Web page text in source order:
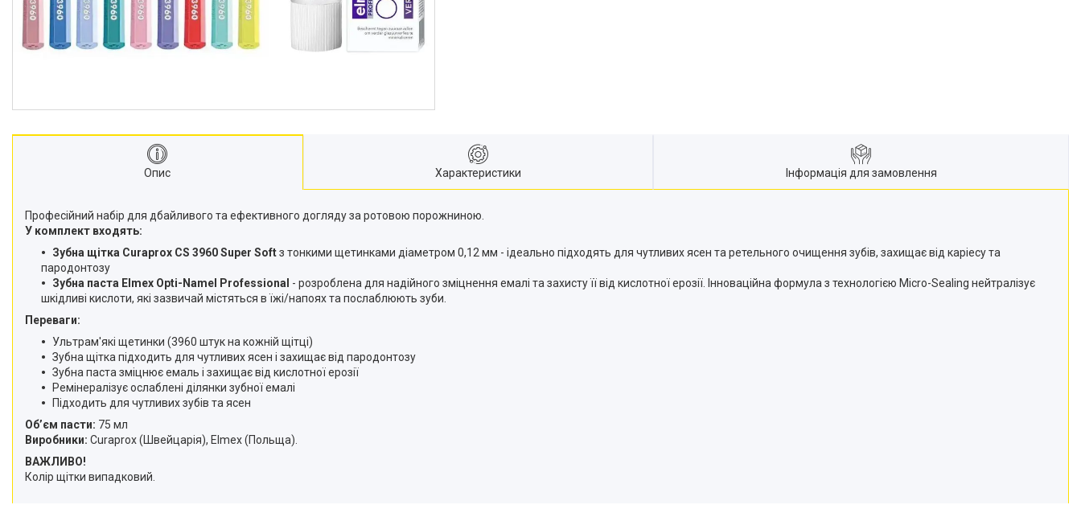
Снеки
Парфумерія
Про нас
Опис Характеристики Інформація для замовлення
Професійний набір для дбайливого та ефективного догляду за ротовою порожниною.
У комплект входять:
Зубна щітка Curaprox CS 3960 Super Softз тонкими щетинками діаметром 0,12 мм - ідеально підходять для чутливих ясен та ретельного очищення зубів, захищає від каріесу та
пародонтозу
Зубна паста Elmex Opti-Namel Professional - розроблена для надійного зміцнення емалі та захисту її від кислотної ерозії. Інноваційна формула з технологією Micro-Sealing нейтралізує
шкідливі кислоти, які зазвичай містяться в їжі/напоях та послаблюють зуби.
Переваги:
Ультрам'які щетинки (3960 штук на кожній щітці)
Зубна щітка підходить для чутливих ясен і захищає від пародонтозу
Зубна паста зміцнює емаль і захищає від кислотної ерозії
Ремінералізує ослаблені ділянки зубної емалі
Підходить для чутливих зубів та ясен
Обʼєм пасти: 75 мл
Виробники: Curaprox (Швейцарія), Elmex (Польща).
ВАЖЛИВО!
Колір щітки випадковий.